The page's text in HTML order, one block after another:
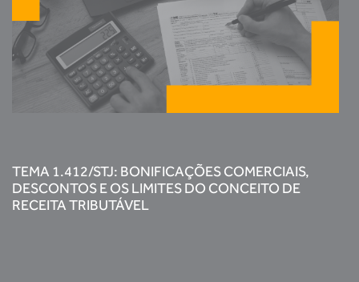
TEMA 1.412/STJ: BONIFICAÇÕES COMERCIAIS,
DESCONTOS E OS LIMITES DO CONCEITO DE
RECEITA TRIBUTÁVEL